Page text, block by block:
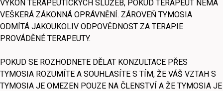
VÝKON TERAPEUTICKÝCH SLUŽEB, POKUD TERAPEUT NEMÁ
VEŠKERÁ ZÁKONNÁ OPRÁVNĚNÍ. ZÁROVEŇ TYMOSIA
ODMÍTÁ JAKOUKOLIV ODPOVĚDNOST ZA TERAPIE
PROVÁDĚNÉ TERAPEUTY.
POKUD SE ROZHODNETE DĚLAT KONZULTACE PŘES
TYMOSIA ROZUMÍTE A SOUHLASÍTE S TÍM, ŽE VÁŠ VZTAH S
TYMOSIA JE OMEZEN POUZE NA ČLENSTVÍ A ŽE TYMOSIA JE